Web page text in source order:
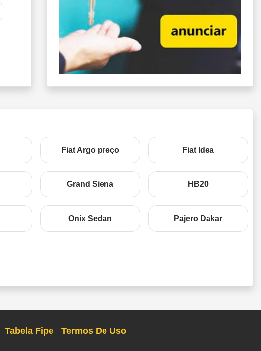
Fiat Argo preço Fiat Idea
Grand Siena HB20
Onix Sedan Pajero Dakar
Tabela Fipe Termos De Uso